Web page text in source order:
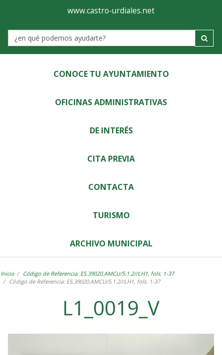
Ayuntamiento
de
Castro-
Urdiales
www.castro-urdiales.net
Label
CONOCE TU AYUNTAMIENTO
OFICINAS ADMINISTRATIVAS
DE INTERÉS
CITA PREVIA
CONTACTA
TURISMO
ARCHIVO MUNICIPAL
Inicio
Código de Referencia: ES.39020.AMCU/5.1.2//LH1, fols. 1-37
Código de Referencia: ES.39020.AMCU/5.1.2//LH1, fols. 1-37
L1_0019_V